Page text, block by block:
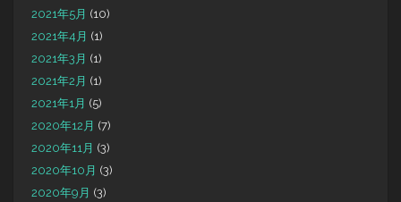
2021年5月 (10)
2021年4月 (1)
2021年3月 (1)
2021年2月 (1)
2021年1月 (5)
2020年12月 (7)
2020年11月 (3)
2020年10月 (3)
2020年9月 (3)